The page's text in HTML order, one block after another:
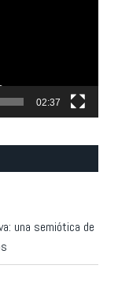
02:37
una semiótica de